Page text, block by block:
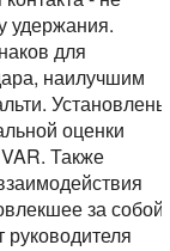
удержания.
для
наилучшим
Установлены
оценки
Также
за собой